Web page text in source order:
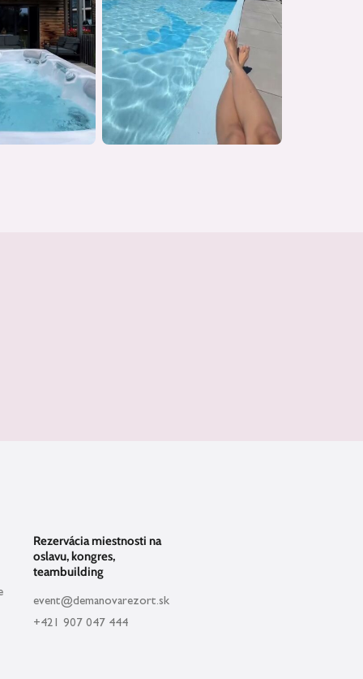
Rezervácia miestnosti na
oslavu, kongres,
teambuilding
event@demanovarezort.sk
+421 907 047 444